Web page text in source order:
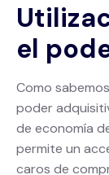
el
Como
poder
de economía
permite un
caros de